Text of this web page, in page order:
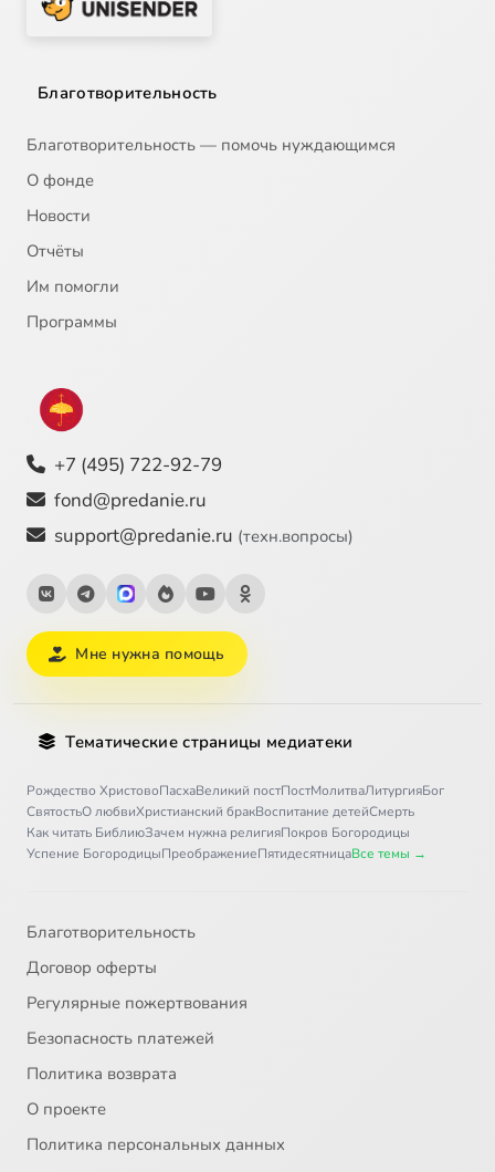
Благотворительность
Благотворительность — помочь нуждающимся
О фонде
Новости
Отчёты
Им помогли
Программы
+7 (495) 722-92-79
fond@predanie.ru
support@predanie.ru (техн.вопросы)
Мне нужна помощь
Тематические страницы медиатеки
Рождество ХристовоПасхаВеликий постПостМолитваЛитургияБог
СвятостьО любвиХристианский бракВоспитание детейСмерть
Как читать БиблиюЗачем нужна религияПокров Богородицы
Успение БогородицыПреображениеПятидесятницаВсе темы →
Благотворительность
Договор оферты
Регулярные пожертвования
Безопасность платежей
Политика возврата
О проекте
Политика персональных данных